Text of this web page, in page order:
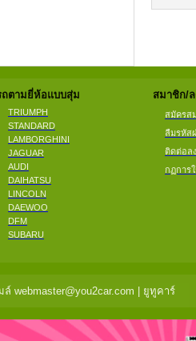
ถตามยี่ห้อแบบสุ่ม
TRIUMPH
STANDARD
LAMBORGHINI
JAGUAR
AUDI
DAIHATSU
LINCOLN
DAEWOO
DFM
SUBARU
สมาชิก/ล
สมัครส
ลืมรหัส
ติดต่อล
กฏการ
webmaster@you2car.com | ยูทูคาร์